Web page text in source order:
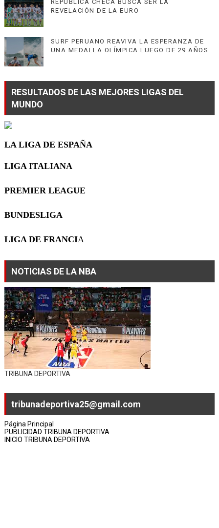
REPÚBLICA CHECA BUSCA SER LA
REVELACIÓN DE LA EURO
SURF PERUANO REAVIVA LA ESPERANZA DE
UNA MEDALLA OLÍMPICA LUEGO DE 29 AÑOS
RESULTADOS DE LAS MEJORES LIGAS DEL
MUNDO
LA LIGA DE ESPAÑA
LIGA ITALIANA
PREMIER LEAGUE
BUNDESLIGA
LIGA DE FRANCIA
NOTICIAS DE LA NBA
TRIBUNA DEPORTIVA
tribunadeportiva25@gmail.com
Página Principal
PUBLICIDAD TRIBUNA DEPORTIVA
INICIO TRIBUNA DEPORTIVA